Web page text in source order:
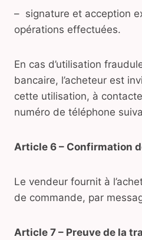
– signature et acception
opérations effectuées.
En cas d’utilisation
bancaire, l’acheteur est
cette utilisation, à
numéro de téléphone
Article 6 – Confirmation
Le vendeur fournit à
de commande, par
Article 7 – Preuve de la